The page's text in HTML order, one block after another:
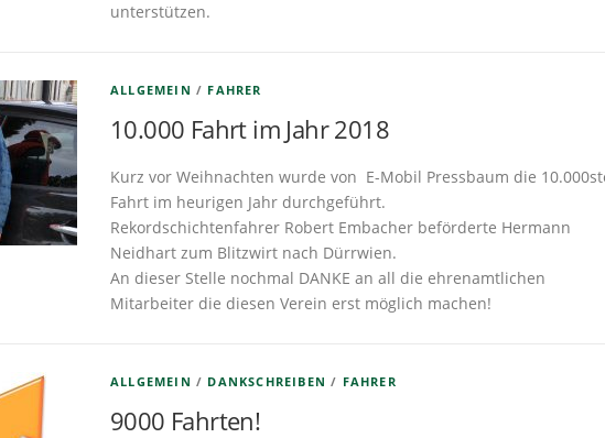
unterstützen.
ALLGEMEIN / FAHRER
10.000 Fahrt im Jahr 2018
Kurz vor Weihnachten wurde von E-Mobil Pressbaum die
Fahrt im heurigen Jahr durchgeführt.
Rekordschichtenfahrer Robert Embacher beförderte Hermann
Neidhart zum Blitzwirt nach Dürrwien.
An dieser Stelle nochmal DANKE an all die ehrenamtlichen
Mitarbeiter die diesen Verein erst möglich machen!
ALLGEMEIN / DANKSCHREIBEN / FAHRER
9000 Fahrten!